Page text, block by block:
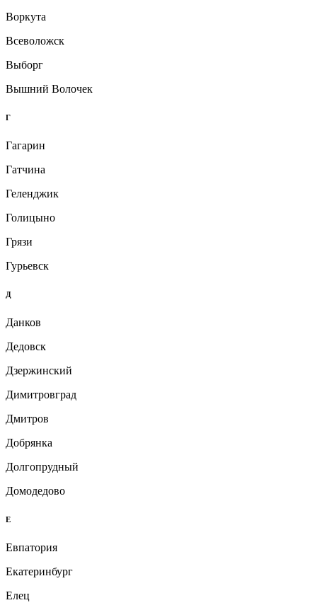
Воркута
Всеволожск
Выборг
Вышний Волочек
Г
Гагарин
Гатчина
Геленджик
Голицыно
Грязи
Гурьевск
Д
Данков
Дедовск
Дзержинский
Димитровград
Дмитров
Добрянка
Долгопрудный
Домодедово
Е
Евпатория
Екатеринбург
Елец